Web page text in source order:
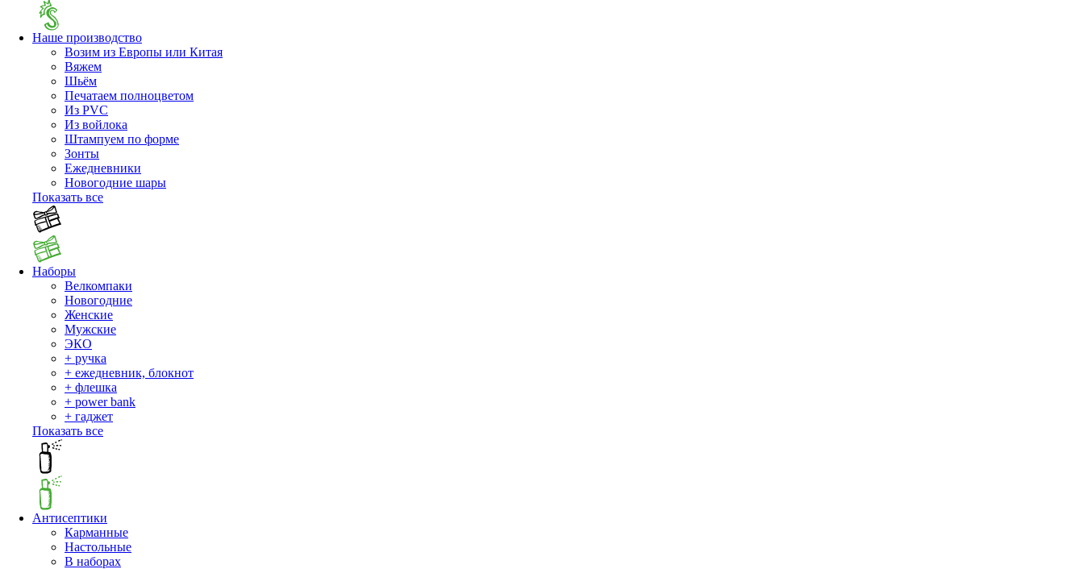
Наше производство
Возим из Европы или Китая
Вяжем
Шьём
Печатаем полноцветом
Из PVC
Из войлока
Штампуем по форме
Зонты
Ежедневники
Новогодние шары
Показать все
Наборы
Велкомпаки
Новогодние
Женские
Мужские
ЭКО
+ ручка
+ ежедневник, блокнот
+ флешка
+ power bank
+ гаджет
Показать все
Антисептики
Карманные
Настольные
В наборах